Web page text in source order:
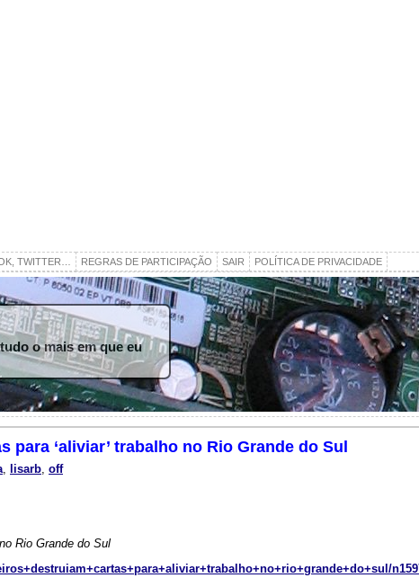
TWITTER… REGRAS DE PARTICIPAÇÃO SAIR POLÍTICA DE PRIVACIDADE
o mais em que eu
para ‘aliviar’ trabalho no Rio Grande do Sul
, lisarb, off
Rio Grande do Sul